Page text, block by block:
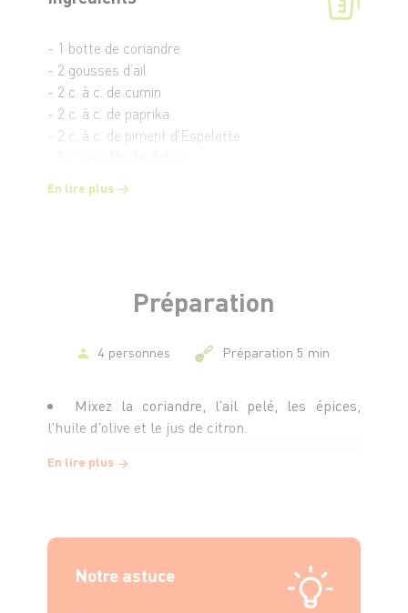
- 1 botte de coriandre
- 2 gousses d’ail
- 2 c. à c. de cumin
- 2 c. à c. de paprika
- 2 c. à c. de piment d'Espelette
- Sel et poivre du moulin
En lire plus
Préparation
4 personnes Préparation 5 min
Mixez la coriandre, l’ail pelé, les épices,
l’huile d’olive et le jus de citron.
En lire plus
Notre astuce